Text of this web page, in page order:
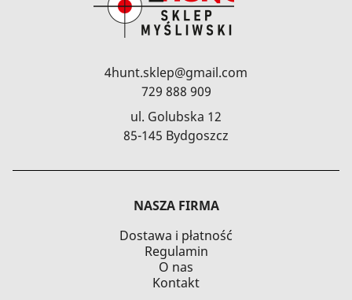
4hunt.sklep@gmail.com
729 888 909
ul. Golubska 12
85-145 Bydgoszcz
NASZA FIRMA
Dostawa i płatność
Regulamin
O nas
Kontakt